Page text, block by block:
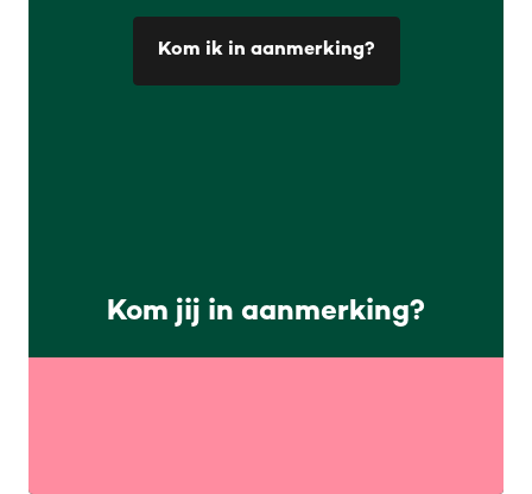
Kom jij in aanmerking?
Kom ik in aanmerking?